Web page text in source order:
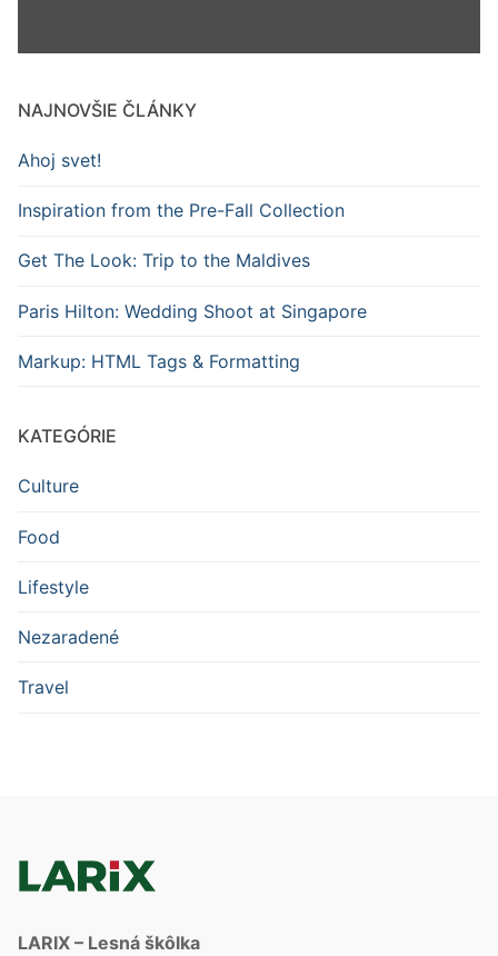
NAJNOVŠIE ČLÁNKY
Ahoj svet!
Inspiration from the Pre-Fall Collection
Get The Look: Trip to the Maldives
Paris Hilton: Wedding Shoot at Singapore
Markup: HTML Tags & Formatting
KATEGÓRIE
Culture
Food
Lifestyle
Nezaradené
Travel
LARIX – Lesná škôlka